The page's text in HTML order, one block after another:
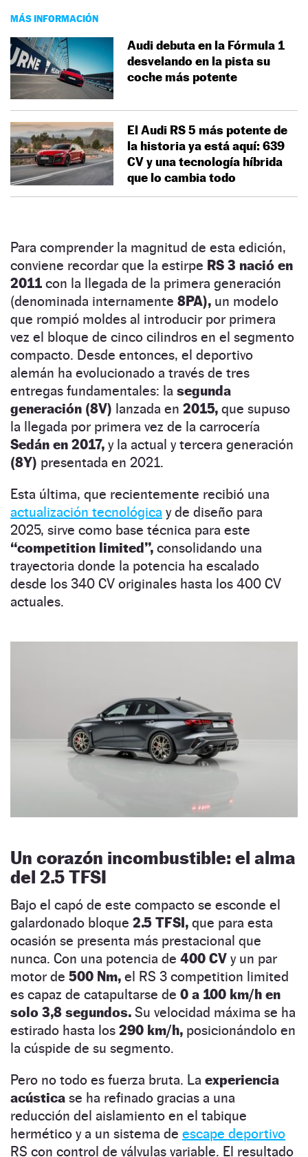
MÁS INFORMACIÓN
Audi debuta en la Fórmula 1
desvelando en la pista su
coche más potente
El Audi RS 5 más potente de
la historia ya está aquí: 639
CV y una tecnología híbrida
que lo cambia todo
Para comprender la magnitud de esta edición,
conviene recordar que la estirpe RS 3 nació en
2011 con la llegada de la primera generación
(denominada internamente 8PA), un modelo
que rompió moldes al introducir por primera
vez el bloque de cinco cilindros en el segmento
compacto. Desde entonces, el deportivo
alemán ha evolucionado a través de tres
entregas fundamentales: la segunda
generación (8V) lanzada en 2015, que supuso
la llegada por primera vez de la carrocería
Sedán en 2017, y la actual y tercera generación
(8Y) presentada en 2021.
Esta última, que recientemente recibió una
actualización tecnológica y de diseño para
2025, sirve como base técnica para este
“competition limited”, consolidando una
trayectoria donde la potencia ha escalado
desde los 340 CV originales hasta los 400 CV
actuales.
Un corazón incombustible: el alma
del 2.5 TFSI
Bajo el capó de este compacto se esconde el
galardonado bloque 2.5 TFSI, que para esta
ocasión se presenta más prestacional que
nunca. Con una potencia de 400 CV y un par
motor de 500 Nm, el RS 3 competition limited
es capaz de catapultarse de 0 a 100 km/h en
solo 3,8 segundos. Su velocidad máxima se ha
estirado hasta los 290 km/h, posicionándolo en
la cúspide de su segmento.
Pero no todo es fuerza bruta. La experiencia
acústica se ha refinado gracias a una
reducción del aislamiento en el tabique
hermético y a un sistema de escape deportivo
RS con control de válvulas variable. El resultado